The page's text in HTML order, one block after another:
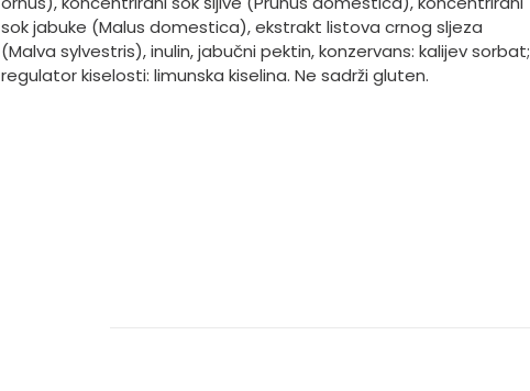
sok jabuke (Malus domestica), ekstrakt listova crnog sljeza
(Malva sylvestris), inulin, jabučni pektin, konzervans: kalijev sorbat;
regulator kiselosti: limunska kiselina. Ne sadrži gluten.